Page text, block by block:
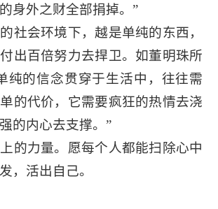
身外之财全部捐掉。”
会环境下，越是单纯的东西，
出百倍努力去捍卫。如董明珠所
纯的信念贯穿于生活中，往往需
的代价，它需要疯狂的热情去浇
的内心去支撑。”
力量。愿每个人都能扫除心中
，活出自己。